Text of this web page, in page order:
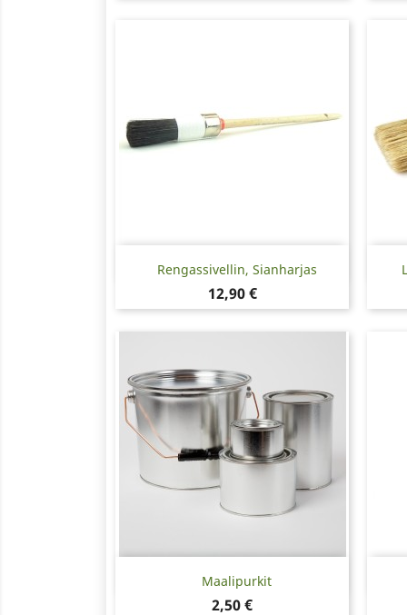
Rengassivellin, Sianharjas
Hinta
12,90 €
Pikakatselu
Maalipurkit
Hinta
2,50 €
Pikakatselu